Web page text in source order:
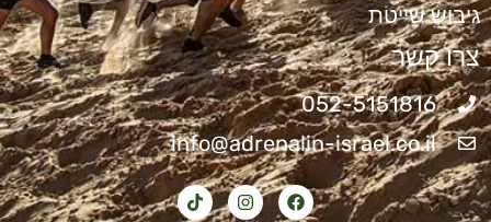
גיבוש שייטת
צרו קשר
052-5151816
info@adrenalin-israel.co.il